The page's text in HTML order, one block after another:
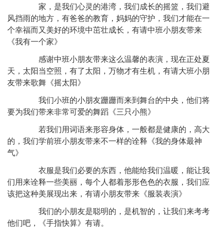
家，是我们心灵的港湾，我们成长的摇篮，我们避
风挡雨的地方，有爸爸的教育，妈妈的守护，我们才能在一
个幸福而又美好的环境中茁壮成长，有请中班小朋友带来
《我有一个家》
感谢中班小朋友带来这么温馨的表演，现在正处夏
天，太阳当空照，有了太阳，万物才有生机，有请大班小朋
友带来歌舞《摇太阳》
我们小班的小朋友跚跚而来到舞台的中央，他们将
要为我们带来非常可爱的舞蹈《三只小熊》
若我们用词语来形容身体，一般都是健康的，高大
的，我们学前班小朋友带来不一样的诠释《我的身体最神
气》
衣服是我们必要的东西，他能给我们温暖，能让我
们用来诠释一些美丽，每个人都着形形色色的衣服，我们应
该把这种美展现出来，有请小朋友带来《服装表演》
我们的小朋友是聪明的，是机智的，让我们来考考
他们吧，《手指快算》有请。